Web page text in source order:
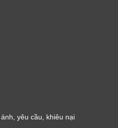
yêu cầu, khiêu nại